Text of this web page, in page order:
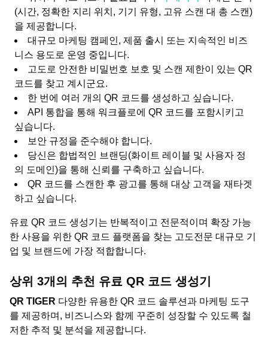
(시간, 정확한 지리 위치, 기기 유형, 고유 스캔 대 총 스캔)
을 제공합니다.
대규모 마케팅 캠페인, 제품 출시 또는 지속적인 비즈
니스 용도로 운영 중입니다.
고도로 안전한 비밀번호 보호 및 스캔 제한이 있는 QR
코드를 찾고 계시군요.
한 번에 여러 개의 QR 코드를 생성하고 싶습니다.
API 통합을 통해 워크플로에 QR 코드를 포함시키고
싶습니다.
보안 규정을 준수해야 합니다.
당신은 합법적인 브랜딩(화이트 레이블 및 사용자 정
의 도메인)을 통해 신뢰를 구축하고 싶습니다.
QR 코드를 스캔한 후 광고를 통해 대상 고객을 재타겟
하고 싶습니다.
유료 QR 코드 생성기는 반복적이고 전문적이며 확장 가능
한 사용을 위한 QR 코드 플랫폼을 찾는 고도전문 대규모 기
업 및 브랜드에 가장 적합합니다.
상위 3개의 추천 유료 QR 코드 생성기
QR TIGER 다양한 유용한 QR 코드 솔루션과 마케팅 도구
를 제공하며, 비즈니스와 함께 꾸준히 성장할 수 있도록 철
저한 추적 및 분석을 제공합니다.